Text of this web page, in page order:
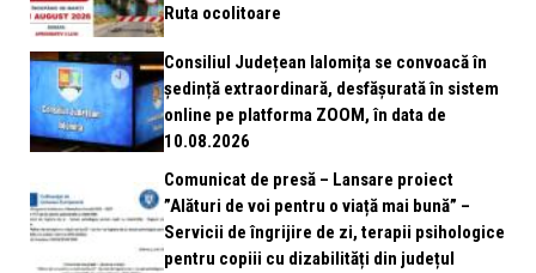
Ruta ocolitoare
Consiliul Județean Ialomița se convoacă în
ședință extraordinară, desfășurată în sistem
online pe platforma ZOOM, în data de
10.08.2026
Comunicat de presă – Lansare proiect
”Alături de voi pentru o viață mai bună” –
Servicii de îngrijire de zi, terapii psihologice
pentru copiii cu dizabilități din județul